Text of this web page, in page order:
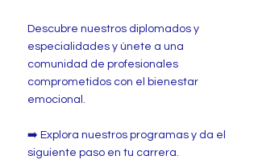
Descubre nuestros diplomados y
especialidades y únete a una
comunidad de profesionales
comprometidos con el bienestar
emocional.
➡️ Explora nuestros programas y da el
siguiente paso en tu carrera.